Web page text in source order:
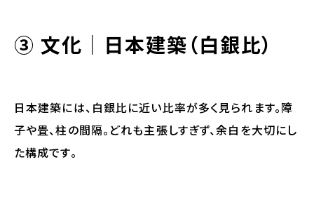
③ 文化｜日本建築（白銀比）
日本建築には、白銀比に近い比率が多く見られます。障
子や畳、柱の間隔。どれも主張しすぎず、余白を大切にし
た構成です。